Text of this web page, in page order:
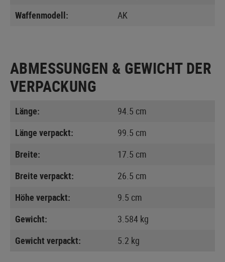
Waffenmodell:
AK
ABMESSUNGEN & GEWICHT DER
VERPACKUNG
Länge:
94.5 cm
Länge verpackt:
99.5 cm
Breite:
17.5 cm
Breite verpackt:
26.5 cm
Höhe verpackt:
9.5 cm
Gewicht:
3.584 kg
Gewicht verpackt:
5.2 kg